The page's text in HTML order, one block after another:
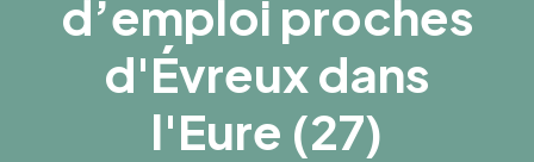
d’emploi proches
d'Évreux dans
l'Eure (27)